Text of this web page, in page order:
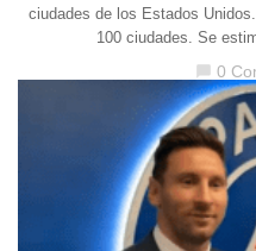
ciudades de los Estados
100 ciudades. Se
0